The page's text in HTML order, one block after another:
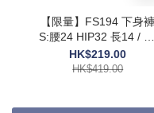
【限量】FS194 下身褲
S:腰24 HIP32 長14 / M:
腰26 HIP33 長14.5 $419
HK$219.00
HK$419.00